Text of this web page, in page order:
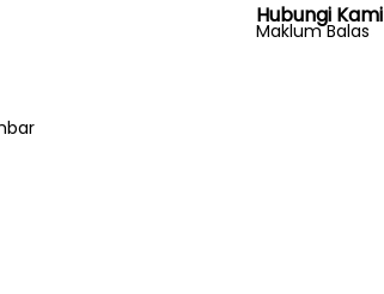
Hubungi Kami
Maklum Balas